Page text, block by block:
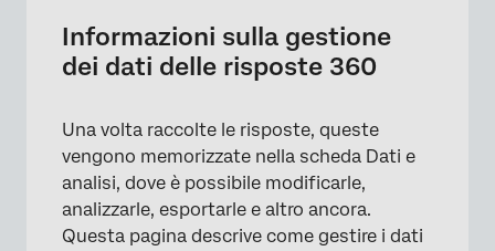
Risposte registrate
Informazioni sulla gestione
dei dati delle risposte 360
Una volta raccolte le risposte, queste
vengono memorizzate nella scheda Dati e
analisi, dove è possibile modificarle,
analizzarle, esportarle e altro ancora.
Questa pagina descrive come gestire i dati